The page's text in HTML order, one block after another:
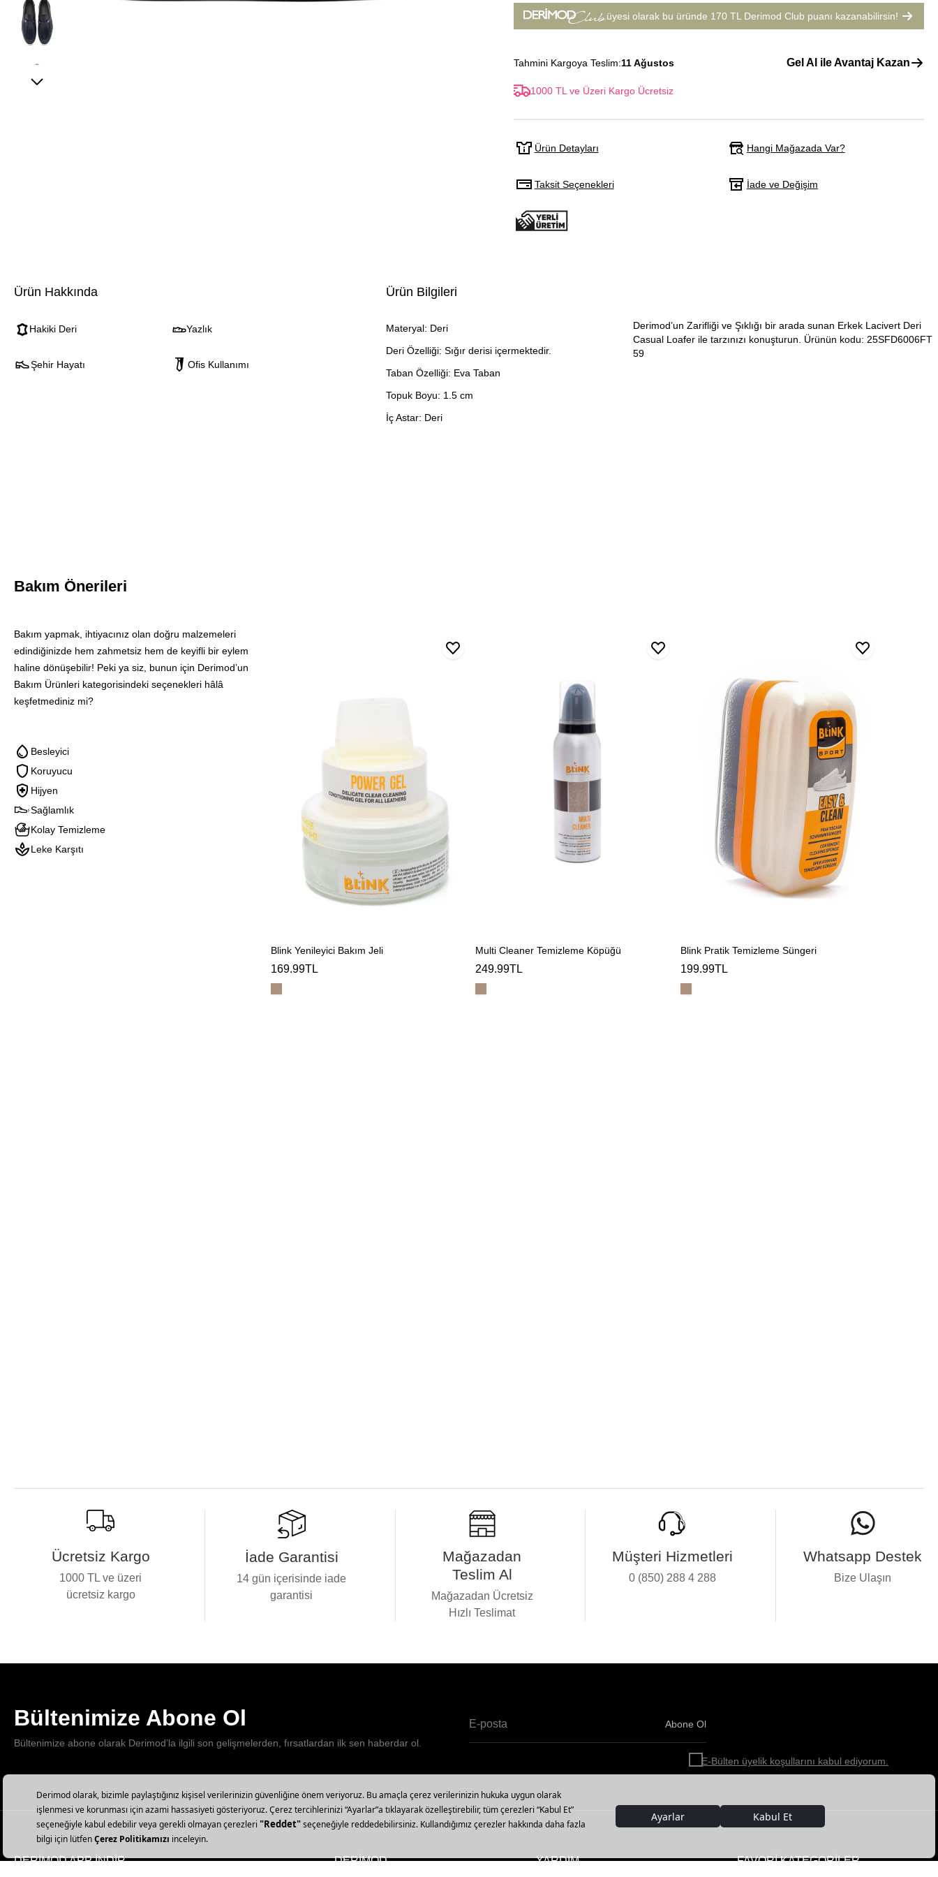
üyesi olarak bu üründe 170 TL Derimod Club puanı kazanabilirsin!
Tahmini Kargoya Teslim:11 Ağustos Gel Al ile Avantaj Kazan
1000 TL ve Üzeri Kargo Ücretsiz
Ürün Detayları Hangi Mağazada Var?
Taksit Seçenekleri İade ve Değişim
Ürün Hakkında
Hakiki Deri Yazlık
Şehir Hayatı Ofis Kullanımı
Ürün Bilgileri
Materyal: Deri
Deri Özelliği: Sığır derisi içermektedir.
Taban Özelliği: Eva Taban
Topuk Boyu: 1.5 cm
İç Astar: Deri
Derimod’un Zarifliği ve Şıklığı bir arada sunan Erkek Lacivert Deri
Casual Loafer ile tarzınızı konuşturun. Ürünün kodu: 25SFD6006FT
59
Bakım Önerileri
Bakım yapmak, ihtiyacınız olan doğru malzemeleri
edindiğinizde hem zahmetsiz hem de keyifli bir eylem
haline dönüşebilir! Peki ya siz, bunun için Derimod’un
Bakım Ürünleri kategorisindeki seçenekleri hâlâ
keşfetmediniz mi?
Besleyici
Koruyucu
Hijyen
Sağlamlık
Kolay Temizleme
Leke Karşıtı
Blink Yenileyici Bakım Jeli
169.99TL
Multi Cleaner Temizleme Köpüğü
249.99TL
Blink Pratik Temizleme Süngeri
199.99TL
Ücretsiz Kargo
1000 TL ve üzeri
ücretsiz kargo
İade Garantisi
14 gün içerisinde iade
garantisi
Mağazadan
Teslim Al
Mağazadan Ücretsiz
Hızlı Teslimat
Müşteri Hizmetleri
0 (850) 288 4 288
Whatsapp Destek
Bize Ulaşın
Bültenimize Abone Ol
Bültenimize abone olarak Derimod’la ilgili son gelişmelerden, fırsatlardan ilk sen haberdar ol.
Haber
abone
Abone Ol
E-Bülten üyelik koşullarını kabul ediyorum.
DERİMOD APP İNDİR DERİMOD YARDIM FAVORİ KATEGORİLER